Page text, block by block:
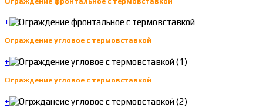
+
Ограждение угловое с термовставкой
+
Ограждение угловое с термовставкой
+